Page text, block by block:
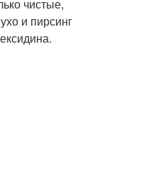
чистые,
и пирсинг